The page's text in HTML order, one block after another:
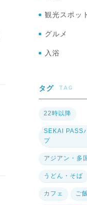
観光スポッ
グルメ
入浴
タグ TAG
22時以降
SEKAI PASS
プ
アジアン・多
うどん・そば
カフェ ご